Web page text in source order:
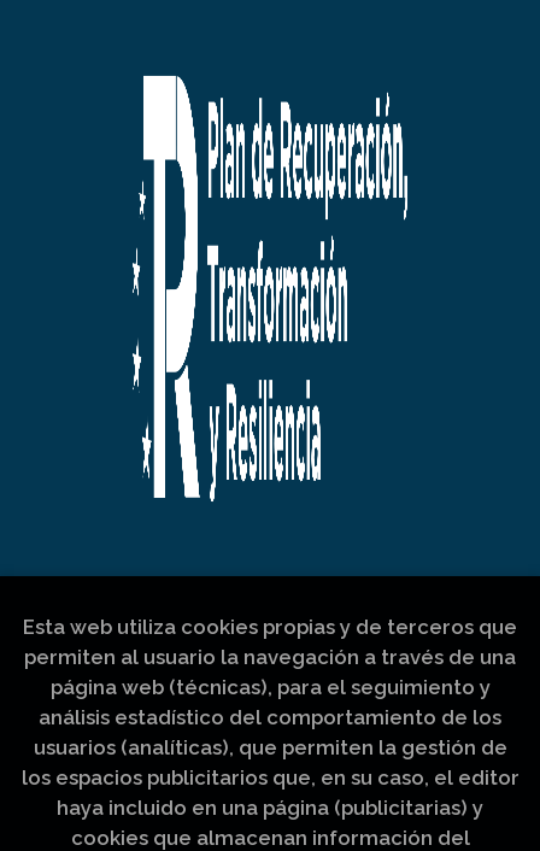
Esta web utiliza cookies propias y de terceros que
permiten al usuario la navegación a través de una
página web (técnicas), para el seguimiento y
análisis estadístico del comportamiento de los
usuarios (analíticas), que permiten la gestión de
los espacios publicitarios que, en su caso, el editor
haya incluido en una página (publicitarias) y
cookies que almacenan información del